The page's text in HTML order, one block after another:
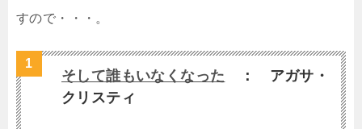
すので・・・。
そして誰もいなくなった ： アガサ・
クリスティ